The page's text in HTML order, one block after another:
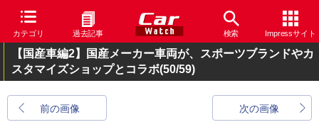
カテゴリ 過去記事 検索 Impressサイト
【国産車編2】国産メーカー車両が、スポーツブランドやカ
スタマイズショップとコラボ(50/59)
前の画像 次の画像